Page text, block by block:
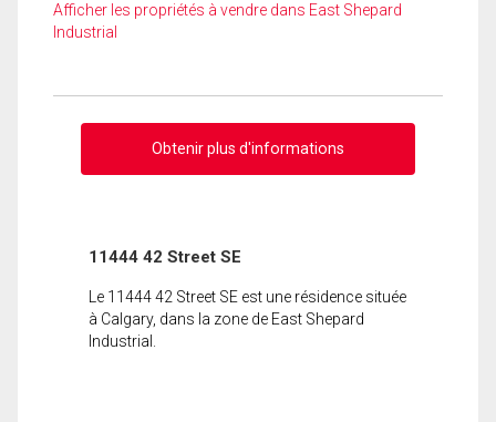
Afficher les propriétés à vendre dans East Shepard
Industrial
Obtenir plus d'informations
11444 42 Street SE
Le 11444 42 Street SE est une résidence située
à Calgary, dans la zone de East Shepard
Industrial.